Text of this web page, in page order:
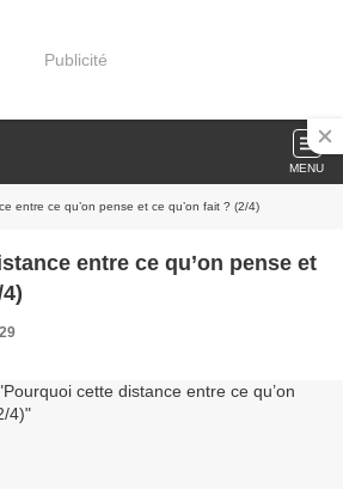
Publicité
MENU
entre ce qu’on pense et ce qu’on fait ? (2/4)
entre ce qu’on pense et